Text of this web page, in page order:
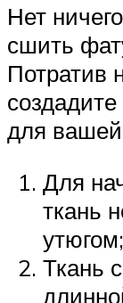
Нет
сшить
Потратив
для
Для
ткань
утюгом;
Ткань